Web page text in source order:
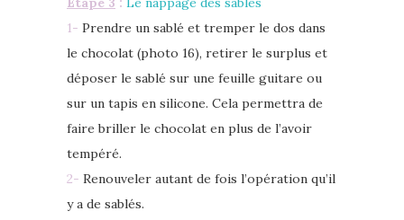
1- Prendre un sablé et tremper le dos dans
le chocolat (photo 16), retirer le surplus et
déposer le sablé sur une feuille guitare ou
sur un tapis en silicone. Cela permettra de
faire briller le chocolat en plus de l’avoir
tempéré.
2- Renouveler autant de fois l’opération qu’il
y a de sablés.